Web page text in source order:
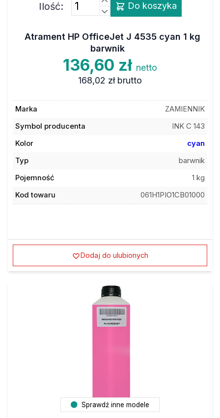
Ilość: Do koszyka
Atrament HP OfficeJet J 4535 cyan 1 kg
barwnik
136,60 zł netto
168,02 zł brutto
Marka
ZAMIENNIK
Symbol producenta
INK C 143
Kolor
cyan
Typ
barwnik
Pojemność
1 kg
Kod towaru
061H1PIO1CB01000
Dodaj do ulubionych
Sprawdź inne modele